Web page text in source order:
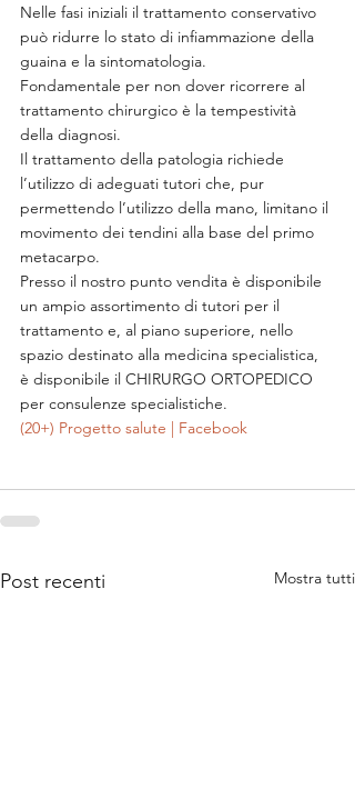
Nelle fasi iniziali il trattamento conservativo
può ridurre lo stato di infiammazione della
guaina e la sintomatologia.
Fondamentale per non dover ricorrere al
trattamento chirurgico è la tempestività
della diagnosi.
Il trattamento della patologia richiede
l’utilizzo di adeguati tutori che, pur
permettendo l’utilizzo della mano, limitano il
movimento dei tendini alla base del primo
metacarpo.
Presso il nostro punto vendita è disponibile
un ampio assortimento di tutori per il
trattamento e, al piano superiore, nello
spazio destinato alla medicina specialistica,
è disponibile il CHIRURGO ORTOPEDICO
per consulenze specialistiche.
(20+) Progetto salute | Facebook
Post recenti Mostra tutti